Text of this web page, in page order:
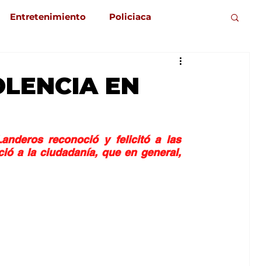
Entretenimiento Policiaca
EN
reconoció y felicitó a las
a la ciudadanía, que en general,